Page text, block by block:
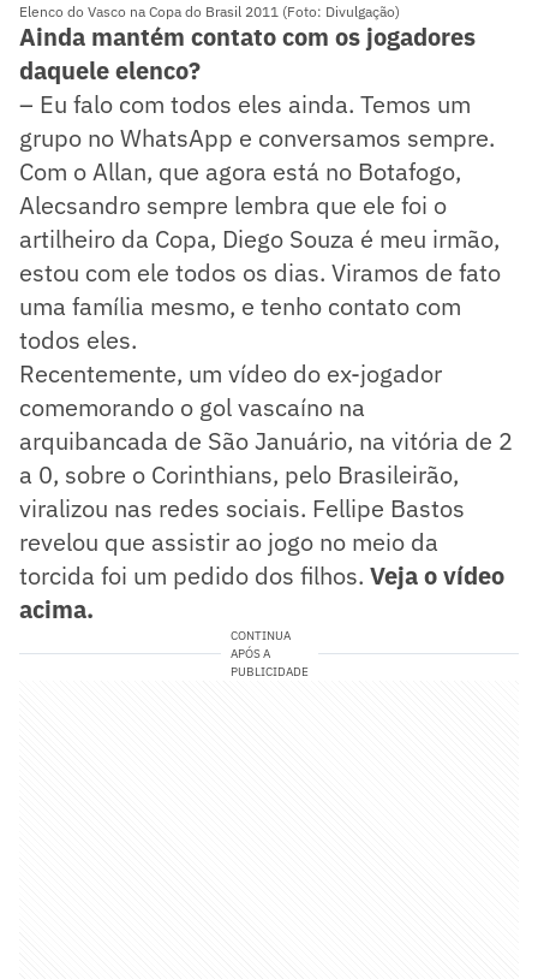
Elenco do Vasco na Copa do Brasil 2011 (Foto: Divulgação)
Ainda mantém contato com os jogadores
daquele elenco?
– Eu falo com todos eles ainda. Temos um
grupo no WhatsApp e conversamos sempre.
Com o Allan, que agora está no Botafogo,
Alecsandro sempre lembra que ele foi o
artilheiro da Copa, Diego Souza é meu irmão,
estou com ele todos os dias. Viramos de fato
uma família mesmo, e tenho contato com
todos eles.
Recentemente, um vídeo do ex-jogador
comemorando o gol vascaíno na
arquibancada de São Januário, na vitória de 2
a 0, sobre o Corinthians, pelo Brasileirão,
viralizou nas redes sociais. Fellipe Bastos
revelou que assistir ao jogo no meio da
torcida foi um pedido dos filhos. Veja o vídeo
acima.
CONTINUA
APÓS A
PUBLICIDADE